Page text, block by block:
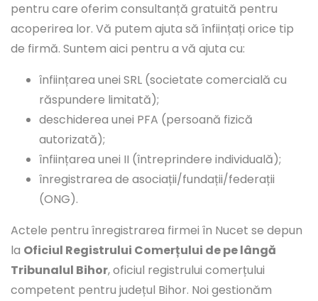
pentru care oferim consultanță gratuită pentru
acoperirea lor. Vă putem ajuta să înființați orice tip
de firmă. Suntem aici pentru a vă ajuta cu:
înființarea unei SRL (societate comercială cu
răspundere limitată);
deschiderea unei PFA (persoană fizică
autorizată);
înființarea unei II (întreprindere individuală);
înregistrarea de asociații/fundații/federații
(ONG).
Actele pentru înregistrarea firmei în Nucet se depun
la Oficiul Registrului Comerțului de pe lângă
Tribunalul Bihor, oficiul registrului comerțului
competent pentru județul Bihor. Noi gestionăm